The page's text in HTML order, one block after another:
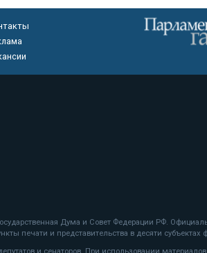
Дума и Совет Федерации РФ.
печати и представительства в десяти субъектах
и сенаторов. При использовании материалов